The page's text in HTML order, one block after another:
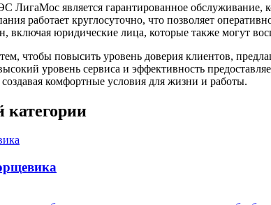
является гарантированное обслуживание,
работает круглосуточно, что позволяет
включая юридические лица, которые также могут
чтобы повысить уровень доверия клиентов,
уровень сервиса и эффективность
комфортные условия для жизни и работы.